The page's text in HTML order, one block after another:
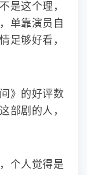
是这个理，
单靠演员自
足够好看，
》的好评数
部剧的人，
个人觉得是